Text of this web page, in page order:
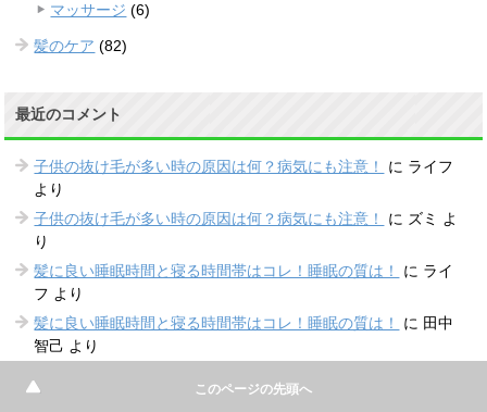
マッサージ (6)
髪のケア (82)
最近のコメント
子供の抜け毛が多い時の原因は何？病気にも注意！ に ライフ
より
子供の抜け毛が多い時の原因は何？病気にも注意！
に ズミ よ
り
髪に良い睡眠時間と寝る時間帯はコレ！睡眠の質は！
に ライ
フ より
髪に良い睡眠時間と寝る時間帯はコレ！睡眠の質は！
に 田中
智己 より
ライフ
このページの先頭へ